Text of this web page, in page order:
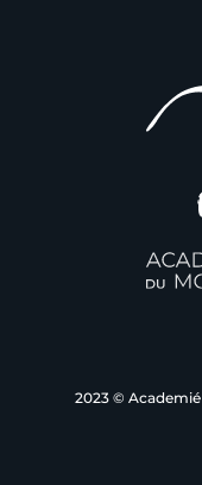
2023 ©